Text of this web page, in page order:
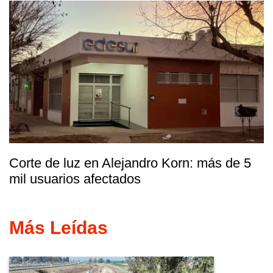
Corte de luz en Alejandro Korn: más de 5
mil usuarios afectados
Más Leídas